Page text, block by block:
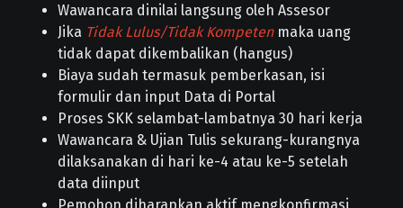
Wawancara dinilai langsung oleh Assesor
Jika Tidak Lulus/Tidak Kompetenmaka uang
tidak dapat dikembalikan (hangus)
Biaya sudah termasuk pemberkasan, isi
formulir dan input Data di Portal
Proses SKK selambat-lambatnya 30 hari kerja
Wawancara & Ujian Tulis sekurang-kurangnya
dilaksanakan di hari ke-4 atau ke-5 setelah
data diinput